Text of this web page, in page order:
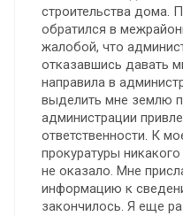
строительства дома.
обратился в
жалобой, что
отказавшись давать
направила в
выделить мне землю
администрации
ответственности. К
прокуратуры
не оказало. Мне
информацию к
закончилось. Я еще